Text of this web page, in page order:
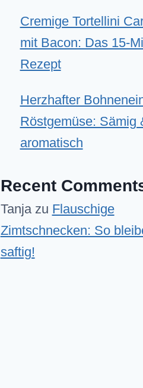
Cremige Tortellini
mit Bacon: Das 15-
Rezept
Herzhafter
Röstgemüse: Sämig
aromatisch
Recent
Tanjazu Flauschige
Zimtschnecken: So
saftig!